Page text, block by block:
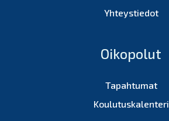
Yhteystiedot
Oikopolut
Tapahtumat
Koulutuskalenteri